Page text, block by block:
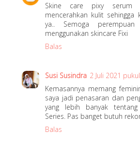
Skine care pixy serum
mencerahkan kulit sehingga
ya.. Semoga
menggunakan skincare Fixi
Balas
Susi Susindra 2 Juli 2021
Kemasannya memang
saya jadi penasaran dan
yang lebih banyak tentang
Series. Pas banget butuh
Balas